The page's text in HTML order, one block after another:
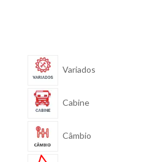
Variados
Cabine
Câmbio